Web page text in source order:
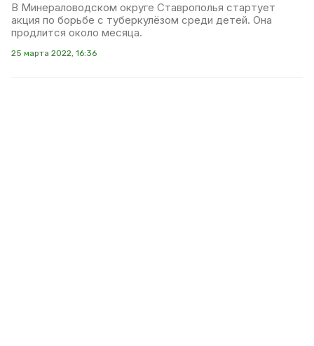
В Минераловодском округе Ставрополья стартует
акция по борьбе с туберкулёзом среди детей. Она
продлится около месяца.
25 марта 2022, 16:36